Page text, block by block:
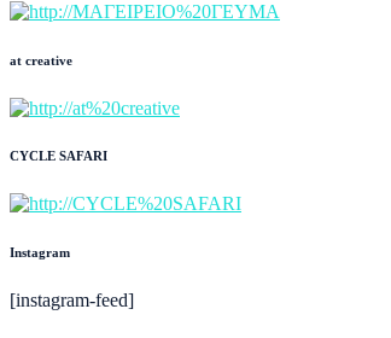
at creative
CYCLE SAFARI
Instagram
[instagram-feed]